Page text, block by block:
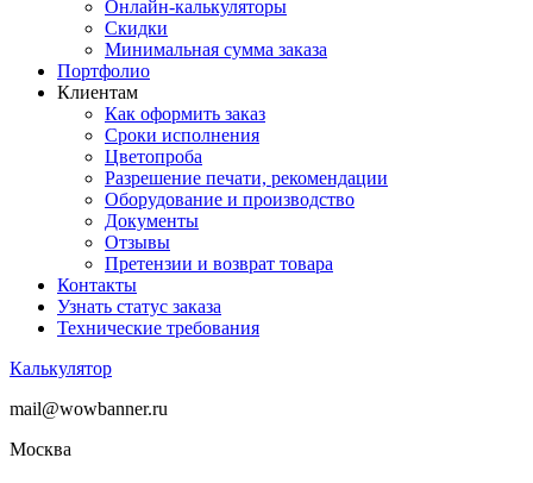
Онлайн-калькуляторы
Скидки
Минимальная сумма заказа
Портфолио
Клиентам
Как оформить заказ
Сроки исполнения
Цветопроба
Разрешение печати, рекомендации
Оборудование и производство
Документы
Отзывы
Претензии и возврат товара
Контакты
Узнать статус заказа
Технические требования
Калькулятор
mail@wowbanner.ru
Москва